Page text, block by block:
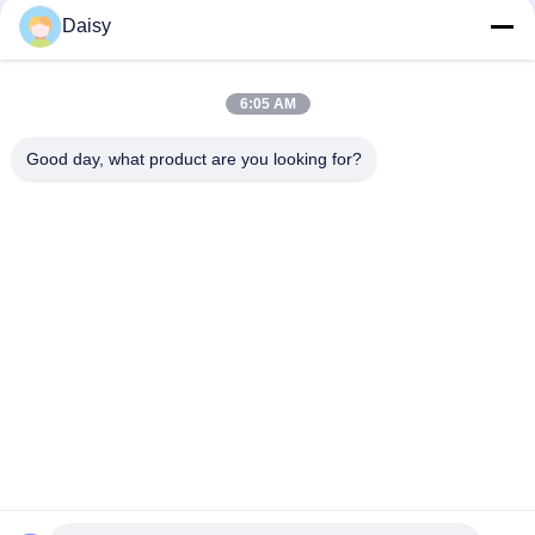
Daisy
6:05 AM
Good day, what product are you looking for?